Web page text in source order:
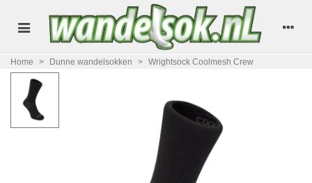
Home > Dunne wandelsokken > Wrightsock Coolmesh Crew